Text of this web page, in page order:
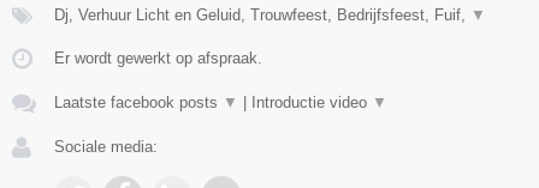
Dj, Verhuur Licht en Geluid, Trouwfeest, Bedrijfsfeest, Fuif, ▼
Er wordt gewerkt op afspraak.
Laatste facebook posts ▼ Introductie video ▼
Sociale media: